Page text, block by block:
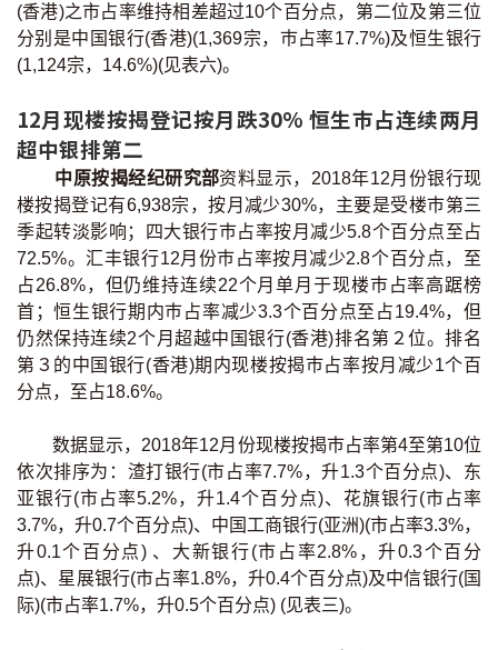
按揭快趣智识
按揭智库
楼按专栏
按揭百科
实时银行资讯
装修·保险优惠
免费装修转介服务
装修设计专栏
火险、家居、宠物保险
保险资讯专栏
联络我们
联络方式
(香港)之市占率维持相差超过10个百分点，第二位及第三位
分别是中国银行(香港)(1,369宗，巿占率17.7%)及恒生银行
(1,124宗，14.6%)(见表六)。
12月现楼按揭登记按月跌30% 恒生巿占连续两月
超中银排第二
中原按揭经纪研究部资料显示，2018年12月份银行现
楼按揭登记有6,938宗，按月减少30%，主要是受楼巿第三
季起转淡影响；四大银行巿占率按月减少5.8个百分点至占
72.5%。汇丰银行12月份巿占率按月减少2.8个百分点，至
占26.8%，但仍维持连续22个月单月于现楼巿占率高踞榜
首；恒生银行期内巿占率减少3.3个百分点至占19.4%，但
仍然保持连续2个月超越中国银行(香港)排名第２位。排名
第３的中国银行(香港)期内现楼按揭巿占率按月减少1个百
分点，至占18.6%。
数据显示，2018年12月份现楼按揭巿占率第4至第10位
依次排序为：渣打银行(市占率7.7%，升1.3个百分点)、东
亚银行(市占率5.2%，升1.4个百分点)、花旗银行(市占率
3.7%，升0.7个百分点)、中国工商银行(亚洲)(市占率3.3%，
升0.1个百分点) 、大新银行(市占率2.8%，升0.3个百分
点)、星展银行(市占率1.8%，升0.4个百分点)及中信银行(国
际)(市占率1.7%，升0.5个百分点) (见表三)。